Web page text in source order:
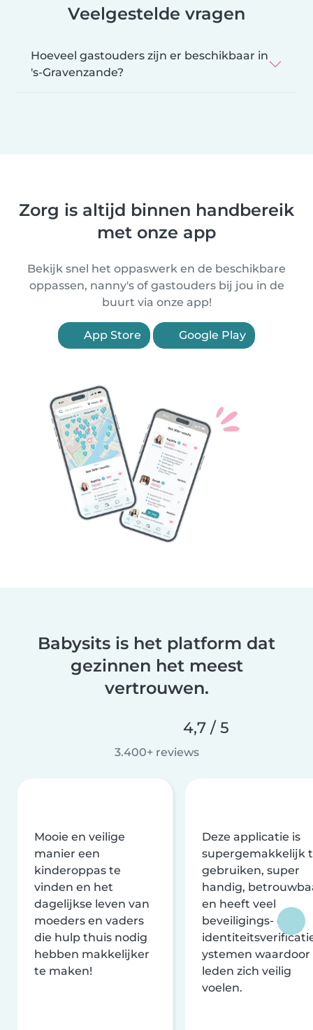
Veelgestelde vragen
Hoeveel gastouders zijn er beschikbaar in
's-Gravenzande?
Zorg is altijd binnen handbereik
met onze app
Bekijk snel het oppaswerk en de beschikbare
oppassen, nanny's of gastouders bij jou in de
buurt via onze app!
App Store Google Play
Babysits is het platform dat
gezinnen het meest
vertrouwen.
4,7 / 5
3.400+ reviews
Mooie en veilige
manier een
kinderoppas te
vinden en het
dagelijkse leven van
moeders en vaders
die hulp thuis nodig
hebben makkelijker
te maken!
Deze applicatie is
supergemakkelijk
gebruiken, super
handig,
en heeft veel
beveiligings- en
ystemen waardoor
leden zich veilig
voelen.